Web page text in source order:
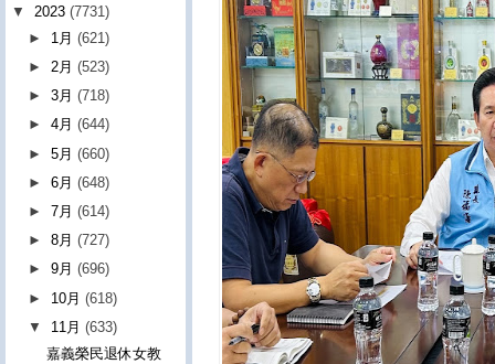
▼ 2023 (7731)
► 1月(621)
► 2月(523)
►3月(718)
►4月(644)
►5月(660)
►6月(648)
►7月(614)
►8月(727)
►9月(696)
► 10月(618)
▼ 11月(633)
嘉義榮民退休女教